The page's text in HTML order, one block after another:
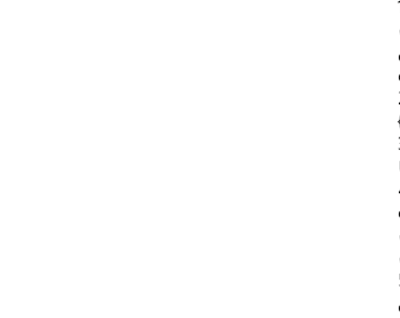
ق م إلى
و كل من تعاقب عليها من
قلْبا و
الى 1912م} و